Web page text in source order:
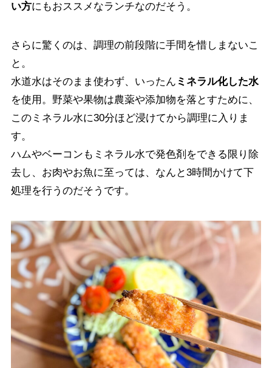
い方にもおススメなランチなのだそう。
さらに驚くのは、調理の前段階に手間を惜しまないこ
と。
水道水はそのまま使わず、いったん ミネラル化した水
を使用。野菜や果物は農薬や添加物を落とすために、
このミネラル水に30分ほど浸けてから調理に入りま
す。
ハムやベーコンもミネラル水で発色剤をできる限り除
去し、お肉やお魚に至っては、なんと3時間かけて下
処理を行うのだそうです。